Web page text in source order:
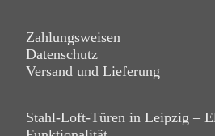
Zahlungsweisen
Datenschutz
Versand und Lieferung
Stahl-Loft-Türen in Leipzig –